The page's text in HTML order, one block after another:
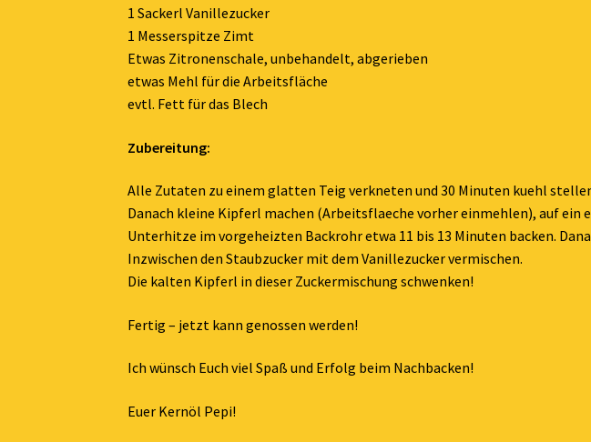
1 Sackerl Vanillezucker
1 Messerspitze Zimt
Etwas Zitronenschale, unbehandelt, abgerieben
etwas Mehl für die Arbeitsfläche
evtl. Fett für das Blech
Zubereitung:
Alle Zutaten zu einem glatten Teig verkneten und 30 Minuten kuehl
Danach kleine Kipferl machen (Arbeitsflaeche vorher einmehlen), auf ein
Unterhitze im vorgeheizten Backrohr etwa 11 bis 13 Minuten backen.
Inzwischen den Staubzucker mit dem Vanillezucker vermischen.
Die kalten Kipferl in dieser Zuckermischung schwenken!
Fertig – jetzt kann genossen werden!
Ich wünsch Euch viel Spaß und Erfolg beim Nachbacken!
Euer Kernöl Pepi!